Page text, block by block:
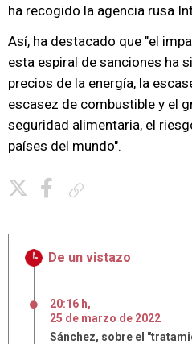
ha recogido la agencia rusa
Así, ha destacado que "el
esta espiral de sanciones ha
precios de la energía, la
escasez de combustible y el
seguridad alimentaria, el
países del mundo".
De un vistazo
20:16 h,
25 de marzo de 2022
Sánchez, sobre el